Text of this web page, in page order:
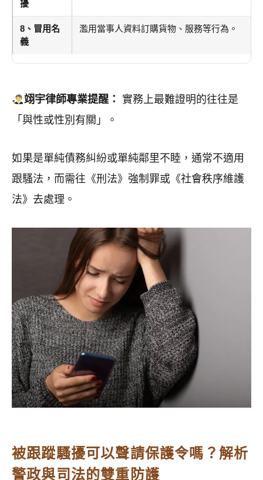
擾
8、冒用名
義
濫用當事人資料訂購貨物、服務等行為。
翊宇律師專業提醒：
實務上最難證明的往往是
「與性或性別有關」。
如果是單純債務糾紛或單純鄰里不睦，通常不適用
跟騷法，而需往《刑法》強制罪或《社會秩序維護
法》去處理。
被跟蹤騷擾可以聲請保護令嗎？解析
警政與司法的雙重防護